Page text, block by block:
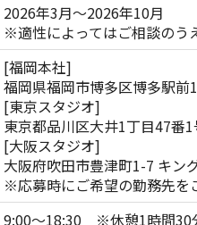
2026年3月～2026年10月
※適性によってはご相談のう
[福岡本社]
福岡県福岡市博多区博多駅
[東京スタジオ]
東京都品川区大井1丁目47番
[大阪スタジオ]
大阪府吹田市豊津町1-7 キン
※応募時にご希望の勤務先を
9:00～18:30 ※休憩1時間30